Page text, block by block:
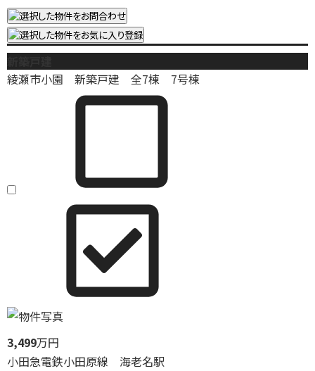
綾瀬市小園 新築戸建 全7棟 7号棟
3,499万円
小田急電鉄小田原線 海老名駅